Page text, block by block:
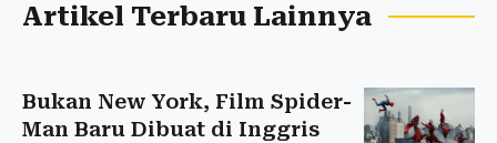
Artikel Terbaru Lainnya
Bukan New York, Film Spider-
Man Baru Dibuat di Inggris